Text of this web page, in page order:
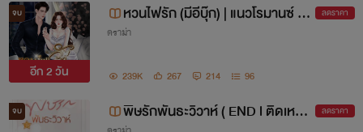
จบ
อีก2 วัน
หวนไฟรัก (มีอีบุ๊ก) | แนวโรมานซ์ ด
รามา พระเอกเห็นแก่ตัวมากๆ
ลดราคา
ดราม่า
239K 267 214 96
จบ
พิษรักพันธะวิวาห์ ( END l ติดเหรีย
ลดราคา